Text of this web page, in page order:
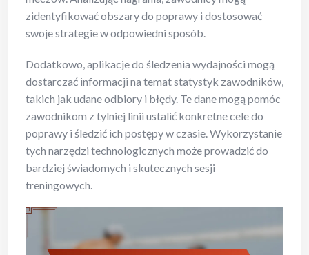
zidentyfikować obszary do poprawy i dostosować
swoje strategie w odpowiedni sposób.
Dodatkowo, aplikacje do śledzenia wydajności mogą
dostarczać informacji na temat statystyk zawodników,
takich jak udane odbiory i błędy. Te dane mogą pomóc
zawodnikom z tylniej linii ustalić konkretne cele do
poprawy i śledzić ich postępy w czasie. Wykorzystanie
tych narzędzi technologicznych może prowadzić do
bardziej świadomych i skutecznych sesji
treningowych.